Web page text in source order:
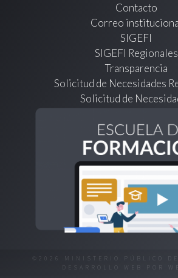
Contacto
Correo
SIGEFI
SIGEFI Regionales
Transparencia
Solicitud de Necesidades
Solicitud de
©2026 MINISTERIO PÚBLICO
DESARROLLO WEB POR